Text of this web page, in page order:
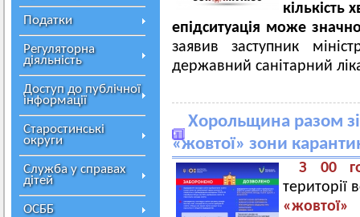
Податки
Регуляторна
діяльність
Доступ до публічної
інформації
Старостинські
округи
Служба у справах
дітей
ОСББ
кількість
епідситуація може
заявив заступник
державний санітарний
Хорольщина разом
«жовтої» зони
З 00
території
«жовтої»